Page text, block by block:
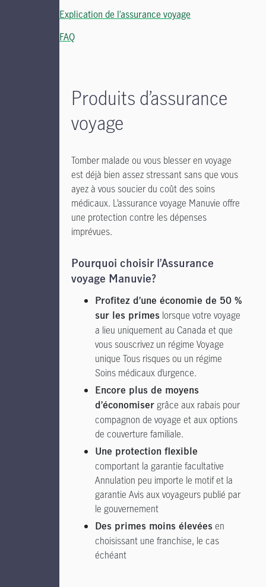
Explication de l’assurance voyage
FAQ
Produits d’assurance
voyage
Tomber malade ou vous blesser en voyage
est déjà bien assez stressant sans que vous
ayez à vous soucier du coût des soins
médicaux. L’assurance voyage Manuvie offre
une protection contre les dépenses
imprévues.
Pourquoi choisir l’Assurance
voyage Manuvie?
Profitez d’une économie de 50 %
sur les primes lorsque votre voyage
a lieu uniquement au Canada et que
vous souscrivez un régime Voyage
unique Tous risques ou un régime
Soins médicaux d’urgence.
Encore plus de moyens
d’économiser grâce aux rabais pour
compagnon de voyage et aux options
de couverture familiale.
Une protection flexible
comportant la garantie facultative
Annulation peu importe le motif et la
garantie Avis aux voyageurs publié par
le gouvernement
Des primes moins élevées en
choisissant une franchise, le cas
échéant